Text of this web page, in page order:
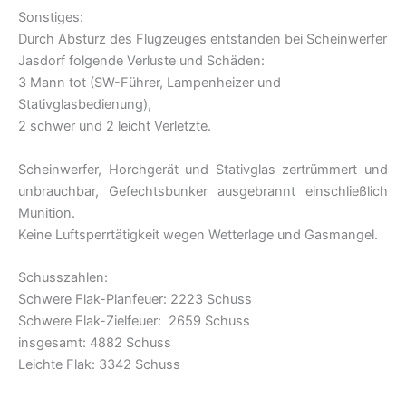
Sonstiges:
Durch Absturz des Flugzeuges entstanden bei Scheinwerfer
Jasdorf folgende Verluste und Schäden:
3 Mann tot (SW-Führer, Lampenheizer und
Stativglasbedienung),
2 schwer und 2 leicht Verletzte.
Scheinwerfer, Horchgerät und Stativglas zertrümmert und
unbrauchbar, Gefechtsbunker ausgebrannt einschließlich
Munition.
Keine Luftsperrtätigkeit wegen Wetterlage und Gasmangel.
Schusszahlen:
Schwere Flak-Planfeuer: 2223 Schuss
Schwere Flak-Zielfeuer: 2659 Schuss
insgesamt: 4882 Schuss
Leichte Flak: 3342 Schuss